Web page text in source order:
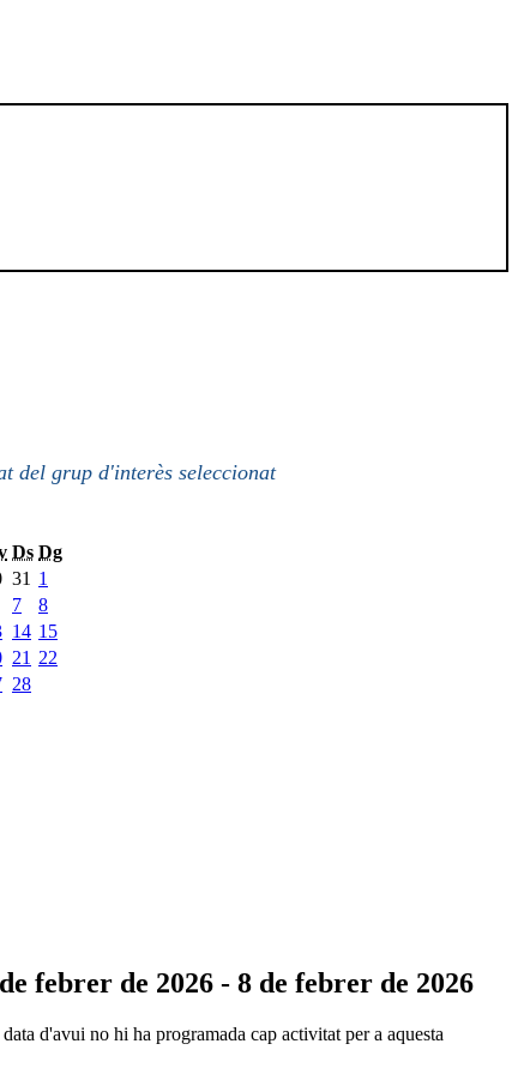
del grup d'interès seleccionat
Ds Dg
31 1
7
8
14 15
21 22
28
febrer de 2026 - 8 de febrer de 2026
d'avui no hi ha programada cap activitat per a aquesta